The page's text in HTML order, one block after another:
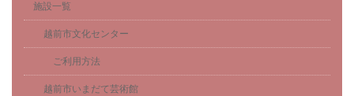
施設一覧
越前市文化センター
ご利用方法
越前市いまだて芸術館